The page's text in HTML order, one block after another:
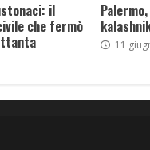
il
che fermò
11